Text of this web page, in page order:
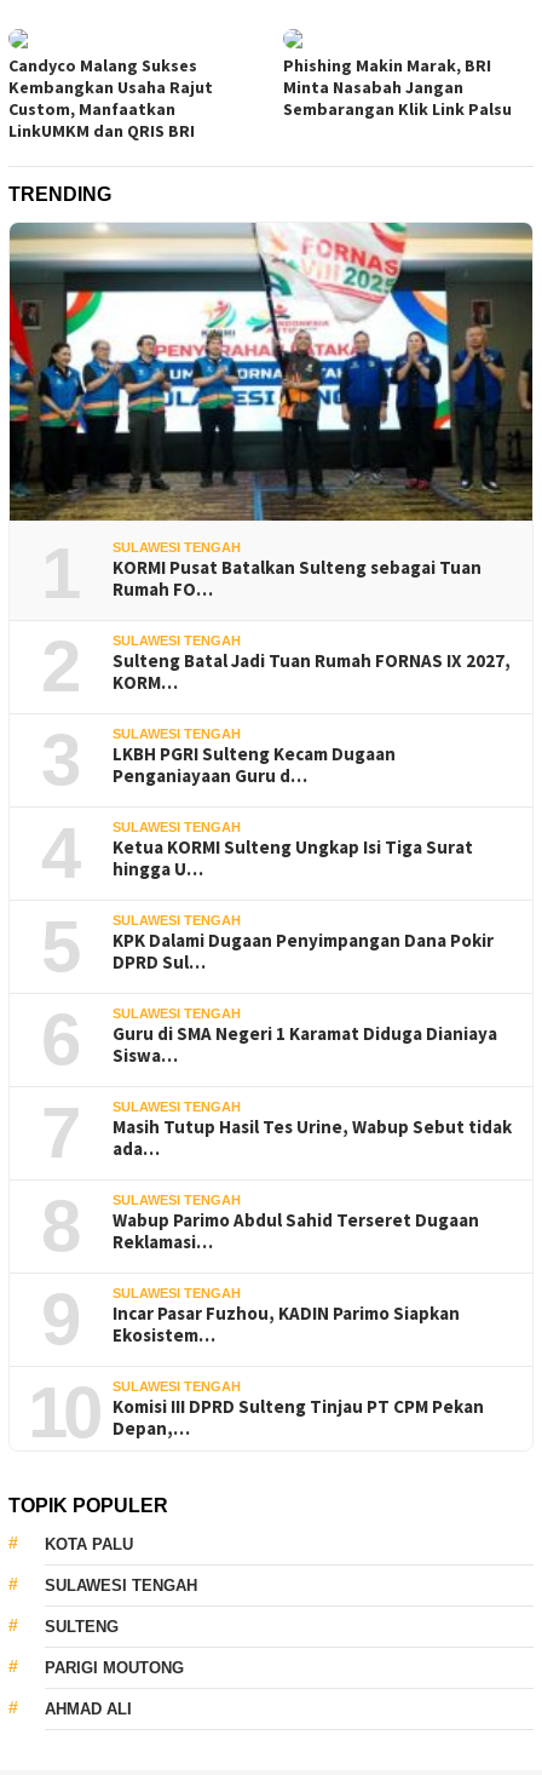
Candyco Malang Sukses
Kembangkan Usaha Rajut
Custom, Manfaatkan
LinkUMKM dan QRIS BRI
Phishing Makin Marak, BRI
Minta Nasabah Jangan
Sembarangan Klik Link Palsu
TRENDING
1 SULAWESI TENGAH
KORMI Pusat Batalkan Sulteng sebagai Tuan
Rumah FO…
2 SULAWESI TENGAH
Sulteng Batal Jadi Tuan Rumah FORNAS IX 2027,
KORM…
3 SULAWESI TENGAH
LKBH PGRI Sulteng Kecam Dugaan
Penganiayaan Guru d…
4 SULAWESI TENGAH
Ketua KORMI Sulteng Ungkap Isi Tiga Surat
hingga U…
5 SULAWESI TENGAH
KPK Dalami Dugaan Penyimpangan Dana Pokir
DPRD Sul…
6 SULAWESI TENGAH
Guru di SMA Negeri 1 Karamat Diduga Dianiaya
Siswa…
7 SULAWESI TENGAH
Masih Tutup Hasil Tes Urine, Wabup Sebut tidak
ada…
8 SULAWESI TENGAH
Wabup Parimo Abdul Sahid Terseret Dugaan
Reklamasi…
9 SULAWESI TENGAH
Incar Pasar Fuzhou, KADIN Parimo Siapkan
Ekosistem…
10 SULAWESI TENGAH
Komisi III DPRD Sulteng Tinjau PT CPM Pekan
Depan,…
TOPIK POPULER
KOTA PALU
SULAWESI TENGAH
SULTENG
PARIGI MOUTONG
AHMAD ALI